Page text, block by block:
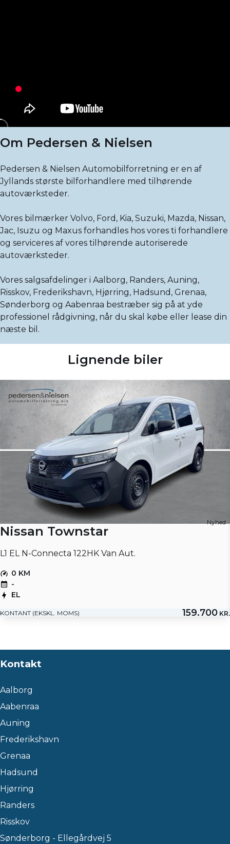
Om Pedersen & Nielsen
Pedersen & Nielsen Automobilforretning er en af
Jyllands største bilforhandlere med tilhørende
autoværksteder.
Vores bilmærker Volvo, Ford, Kia, Suzuki, Mazda, Nissan,
Jac, Isuzu og Maxus forhandles hos vores ti forhandlere
og serviceres af vores tilhørende autoriserede
autoværksteder.
Vores salgsafdelinger i Aalborg, Randers, Auning,
Risskov, Frederikshavn, Hjørring, Hadsund, Grenaa,
Sønderborg og Aabenraa bestræber sig på at yde
professionel rådgivning, når du skal købe eller lease din
næste bil.
Lignende biler
Nyhed
Nissan Townstar
L1 EL N-Connecta 122HK Van Aut.
0 KM
-
EL
KONTANT (EKSKL. MOMS) 159.700 KR.
Kontakt
Aalborg
Aabenraa
Auning
Frederikshavn
Grenaa
Hadsund
Hjørring
Randers
Risskov
Sønderborg - Ellegårdvej 5